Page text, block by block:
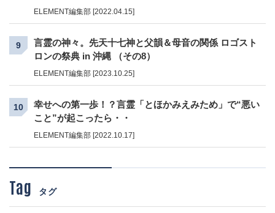
ELEMENT編集部 [2022.04.15]
9
言霊の神々。先天十七神と父韻＆母音の関係 ロゴスト
ロンの祭典 in 沖縄 （その8）
ELEMENT編集部 [2023.10.25]
10
幸せへの第一歩！？言霊「とほかみえみため」で“悪い
こと”が起こったら・・
ELEMENT編集部 [2022.10.17]
Tag タグ